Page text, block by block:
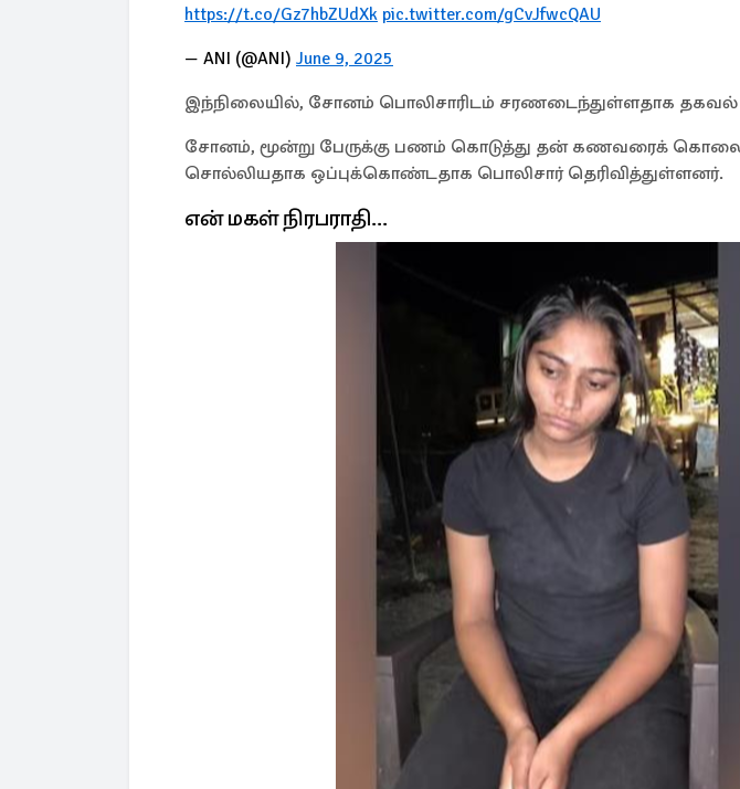
https://t.co/Gz7hbZUdXk pic.twitter.com/gCvJfwcQAU
— ANI (@ANI) June 9, 2025
இந்நிலையில், சோனம் பொலிசாரிடம் சரணடைந்துள்ளதாக தகவல்
சோனம், மூன்று பேருக்கு பணம் கொடுத்து தன் கணவரைக்
சொல்லியதாக ஒப்புக்கொண்டதாக பொலிசார் தெரிவித்துள்ளனர்.
என் மகள் நிரபராதி...